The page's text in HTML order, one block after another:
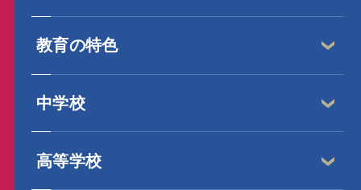
教育の特色
中学校
高等学校